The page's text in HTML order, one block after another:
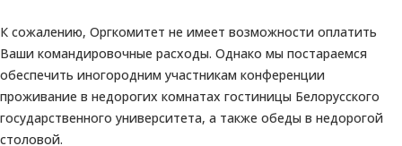
К сожалению, Оргкомитет не имеет возможности оплатить
Ваши командировочные расходы. Однако мы постараемся
обеспечить иногородним участникам конференции
проживание в недорогих комнатах гостиницы Белорусского
государственного университета, а также обеды в недорогой
столовой.